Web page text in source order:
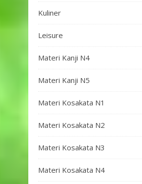
Kuliner
Leisure
Materi Kanji N4
Materi Kanji N5
Materi Kosakata N1
Materi Kosakata N2
Materi Kosakata N3
Materi Kosakata N4